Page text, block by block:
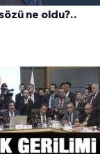
ne oldu?..